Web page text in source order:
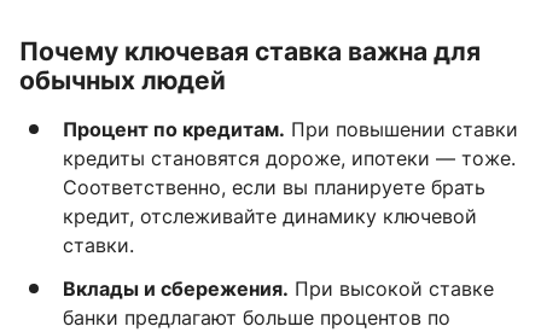
Почему ключевая ставка важна для
обычных людей
Процент по кредитам. При повышении ставки
кредиты становятся дороже, ипотеки — тоже.
Соответственно, если вы планируете брать
кредит, отслеживайте динамику ключевой
ставки.
Вклады и сбережения. При высокой ставке
банки предлагают больше процентов по